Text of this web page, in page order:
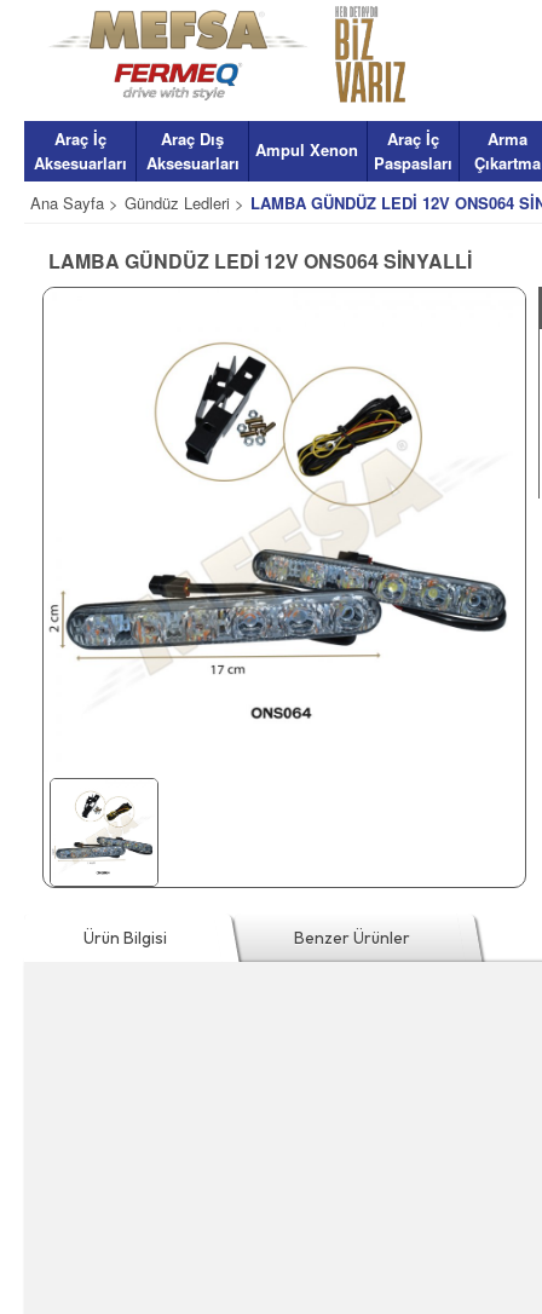
Araç İç
Aksesuarları
Araç Dış
Aksesuarları
Ampul Xenon
Araç İç
Paspasları
Arma
Çıkartma
Ana Sayfa > Gündüz Ledleri > LAMBA GÜNDÜZ LEDİ 12V ONS064
LAMBA GÜNDÜZ LEDİ 12V ONS064 SİNYALLİ
Ürün Bilgisi Benzer Ürünler